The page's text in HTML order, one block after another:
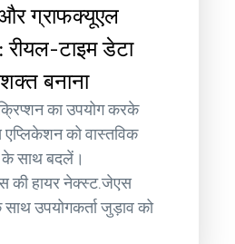
ग्राफक्यूएल
टाइम डेटा
बनाना
का उपयोग करके
को वास्तविक
साथ बदलें।
की हायर नेक्स्ट.जेएस
उपयोगकर्ता जुड़ाव को